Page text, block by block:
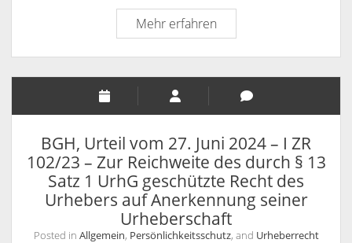
Mehr erfahrenLAG
Düsseldorf,
Az.
3
224/24
zum
Direktionsrecht
des
Arbeitgebers:
Kündigung
wegen
BGH, Urteil vom 27. Juni 2024 – I ZR
102/23 – Zur Reichweite des durch § 13
Satz 1 UrhG geschützte Recht des
Urhebers auf Anerkennung seiner
Urheberschaft
Posted in Allgemein, Persönlichkeitsschutz, and Urheberrecht